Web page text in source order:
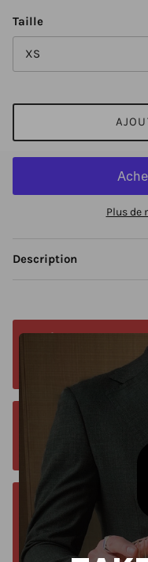
Taille
XS
Plus de
Description
Livraison
que vous soyez.
Le délai de
ouvrés pour toutes
Vous ne
Laissez-nous vous
envoyez-nous un e-